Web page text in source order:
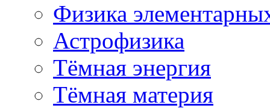
Физика
Астрофизика
Тёмная энергия
Тёмная материя